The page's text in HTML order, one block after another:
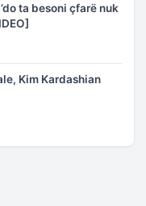
ta besoni çfarë nuk
Kim Kardashian